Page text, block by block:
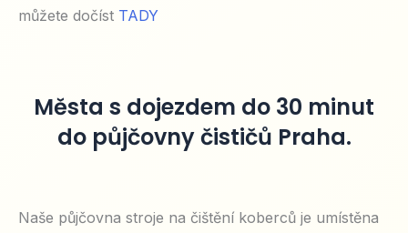
můžete dočíst TADY
Města s dojezdem do 30 minut
do půjčovny čističů Praha.
Naše půjčovna stroje na čištění koberců je umístěna